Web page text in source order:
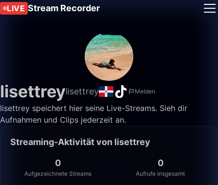
LIVE Stream Recorder
lisettreylisettrey Melden
lisettrey speichert hier seine Live-Streams. Sieh dir
Aufnahmen und Clips jederzeit an.
Streaming-Aktivität von lisettrey
0
Aufgezeichnete Streams
0
Aufrufe insgesamt